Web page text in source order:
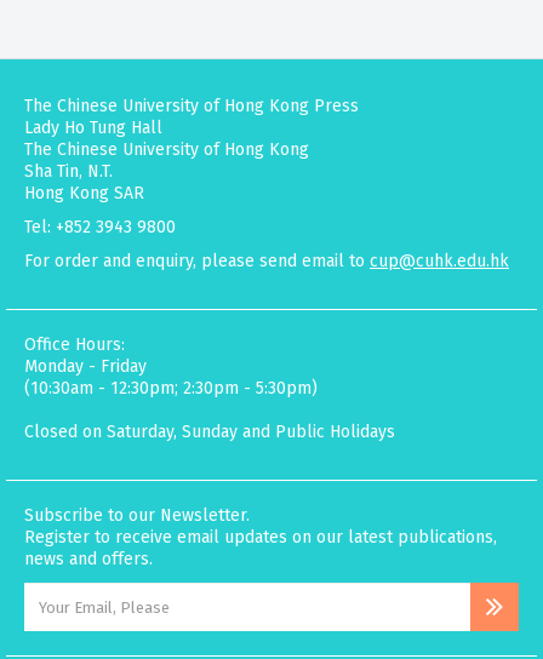
The Chinese University of Hong Kong Press
Lady Ho Tung Hall
The Chinese University of Hong Kong
Sha Tin, N.T.
Hong Kong SAR
Tel: +852 3943 9800
For order and enquiry, please send email to cup@cuhk.edu.hk
Office Hours:
Monday - Friday
(10:30am - 12:30pm; 2:30pm - 5:30pm)
Closed on Saturday, Sunday and Public Holidays
Subscribe to our Newsletter.
Register to receive email updates on our latest publications,
news and offers.